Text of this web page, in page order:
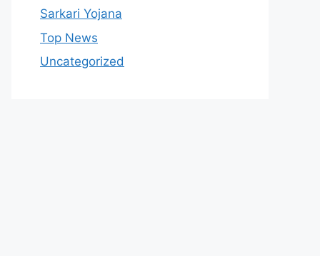
Sarkari Yojana
Top News
Uncategorized